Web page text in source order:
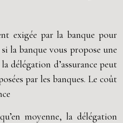
exigée par la banque pour
la banque vous propose une
délégation d’assurance peut
par les banques. Le coût
moyenne, la délégation